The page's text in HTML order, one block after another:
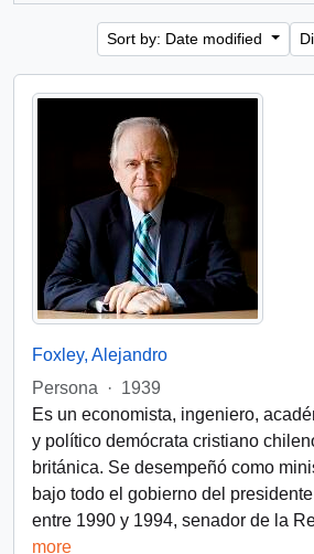
Sort by: Date modified
Foxley, Alejandro
Persona
· 1939
Es un economista, ingeniero,
y político demócrata cristiano
británica. Se desempeñó como
bajo todo el gobierno del
entre 1990 y 1994, senador de la
more